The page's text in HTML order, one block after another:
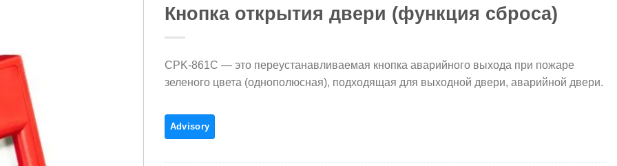
Кнопка открытия двери (функция сброса)
CPK-861C — это переустанавливаемая кнопка аварийного выхода при пожаре
зеленого цвета (однополюсная), подходящая для выходной двери, аварийной двери.